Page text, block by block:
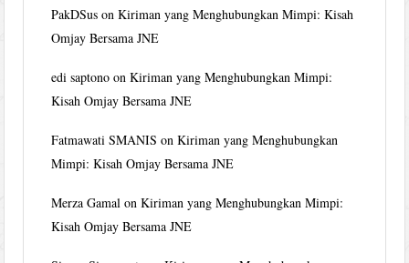
PakDSus onKiriman yang Menghubungkan Mimpi: Kisah
Omjay Bersama JNE
edi saptono onKiriman yang Menghubungkan Mimpi:
Kisah Omjay Bersama JNE
Fatmawati SMANIS onKiriman yang Menghubungkan
Mimpi: Kisah Omjay Bersama JNE
Merza Gamal onKiriman yang Menghubungkan Mimpi:
Kisah Omjay Bersama JNE